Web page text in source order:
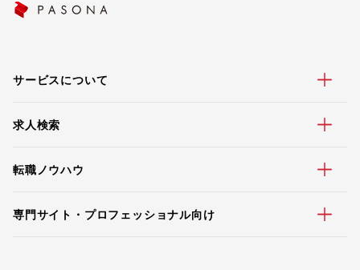
サービスについて
求人検索
転職ノウハウ
専門サイト・プロフェッショナル向け